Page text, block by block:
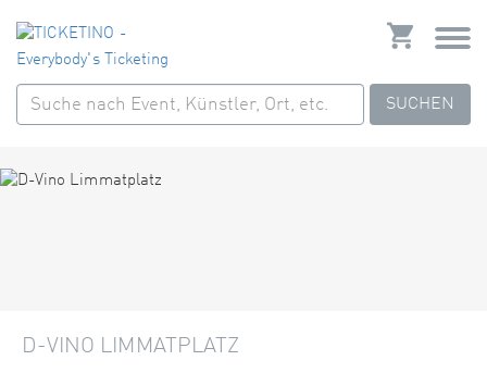
SUCHEN
D-VINO LIMMATPLATZ